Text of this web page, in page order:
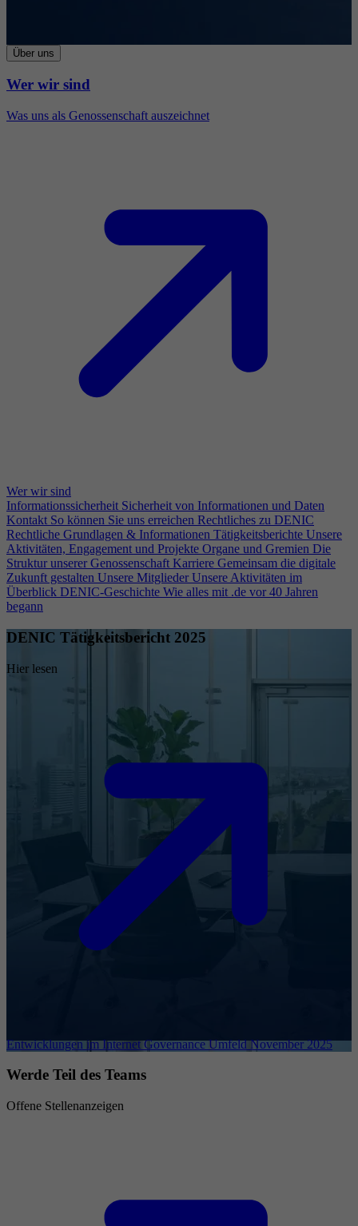
Über uns
Wer wir sind
Was uns als Genossenschaft auszeichnet
Wer wir sind
Informationssicherheit Sicherheit von Informationen und Daten
Kontakt So können Sie uns erreichen Rechtliches zu DENIC
Rechtliche Grundlagen & Informationen Tätigkeitsberichte Unsere
Aktivitäten, Engagement und Projekte Organe und Gremien Die
Struktur unserer Genossenschaft Karriere Gemeinsam die digitale
Zukunft gestalten Unsere Mitglieder Unsere Aktivitäten im
Überblick DENIC-Geschichte Wie alles mit .de vor 40 Jahren
begann
DENIC Tätigkeitsbericht 2025
Hier lesen
Entwicklungen im Internet Governance Umfeld November 2025
Werde Teil des Teams
Offene Stellenanzeigen